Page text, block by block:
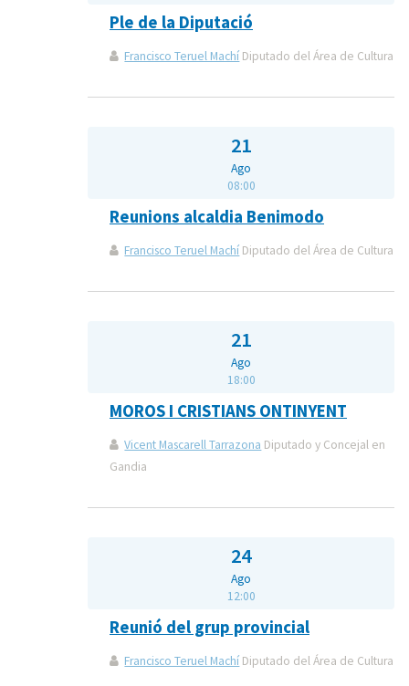
Ple de la Diputació
Francisco Teruel Machí Diputado del Área de Cultura
21
Ago
08:00
Reunions alcaldia Benimodo
Francisco Teruel Machí Diputado del Área de Cultura
21
Ago
18:00
MOROS I CRISTIANS ONTINYENT
Vicent Mascarell Tarrazona Diputado y Concejal en
Gandia
24
Ago
12:00
Reunió del grup provincial
Francisco Teruel Machí Diputado del Área de Cultura